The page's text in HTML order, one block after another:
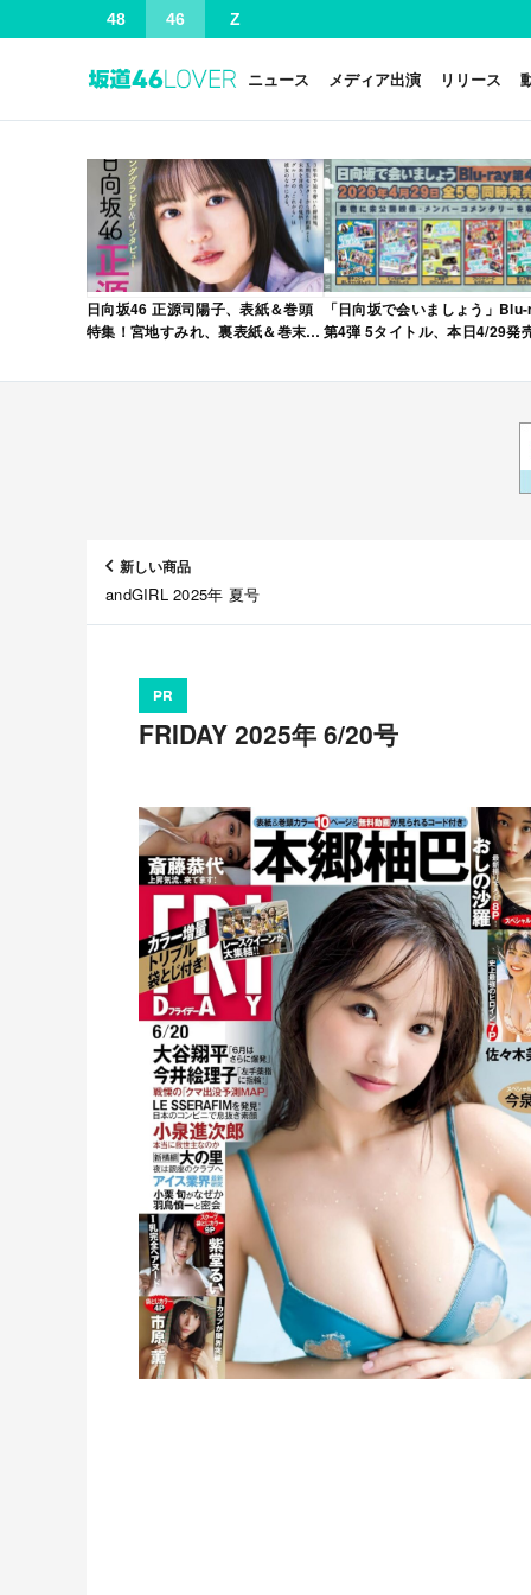
48 46 Z
ニュース メディア出演 リリース
日向坂46 正源司陽子、表紙＆巻頭
特集！宮地すみれ、裏表紙＆巻末特
VOL.12」本日4/30発売！
「日向坂で会いましょう」
第4弾 5タイトル、本日4/29発
新しい商品
andGIRL 2025年 夏号
PR
FRIDAY 2025年 6/20号